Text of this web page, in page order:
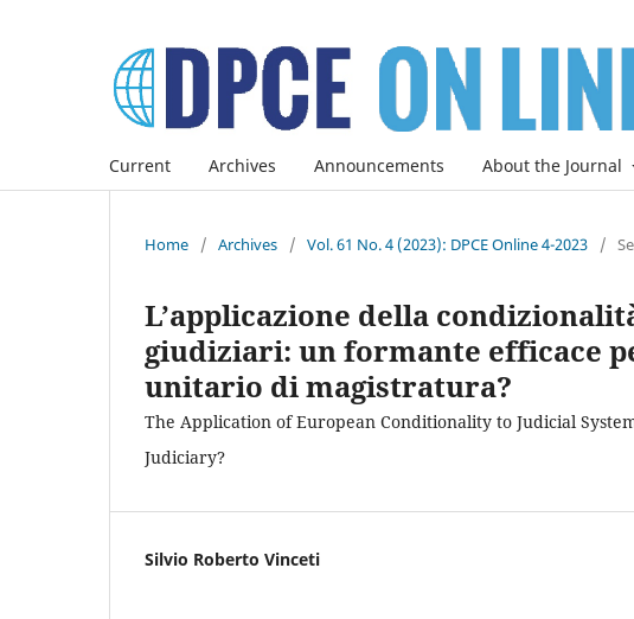
Current Archives Announcements About the Journal
Home / Archives / Vol. 61 No. 4 (2023): DPCE Online 4-2023 /
L’applicazione della
giudiziari: un formante efficace
unitario di magistratura?
The Application of European Conditionality to Judicial
Judiciary?
Silvio Roberto Vinceti